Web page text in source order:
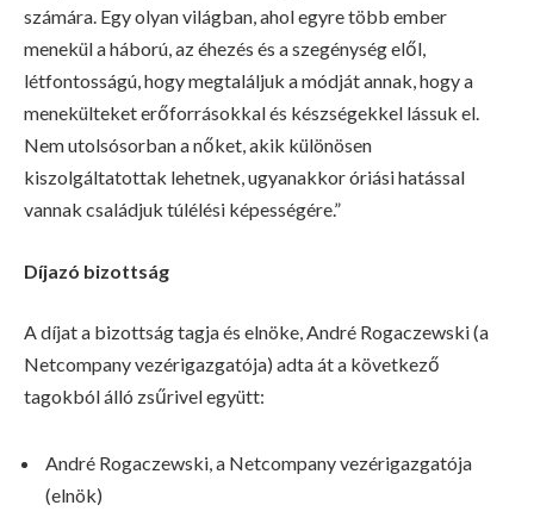
számára. Egy olyan világban, ahol egyre több ember
menekül a háború, az éhezés és a szegénység elől,
létfontosságú, hogy megtaláljuk a módját annak, hogy a
menekülteket erőforrásokkal és készségekkel lássuk el.
Nem utolsósorban a nőket, akik különösen
kiszolgáltatottak lehetnek, ugyanakkor óriási hatással
vannak családjuk túlélési képességére.”
Díjazó bizottság
A díjat a bizottság tagja és elnöke, André Rogaczewski (a
Netcompany vezérigazgatója) adta át a következő
tagokból álló zsűrivel együtt:
André Rogaczewski, a Netcompany vezérigazgatója
(elnök)